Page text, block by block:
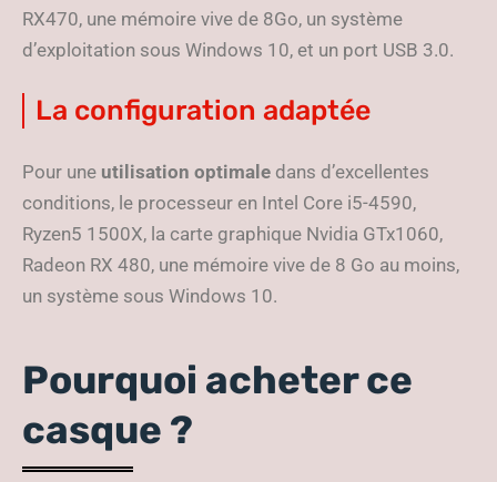
RX470, une mémoire vive de 8Go, un système
d’exploitation sous Windows 10, et un port USB 3.0.
La configuration adaptée
Pour une utilisation optimale dans d’excellentes
conditions, le processeur en Intel Core i5-4590,
Ryzen5 1500X, la carte graphique Nvidia GTx1060,
Radeon RX 480, une mémoire vive de 8 Go au moins,
un système sous Windows 10.
Pourquoi acheter ce
casque ?